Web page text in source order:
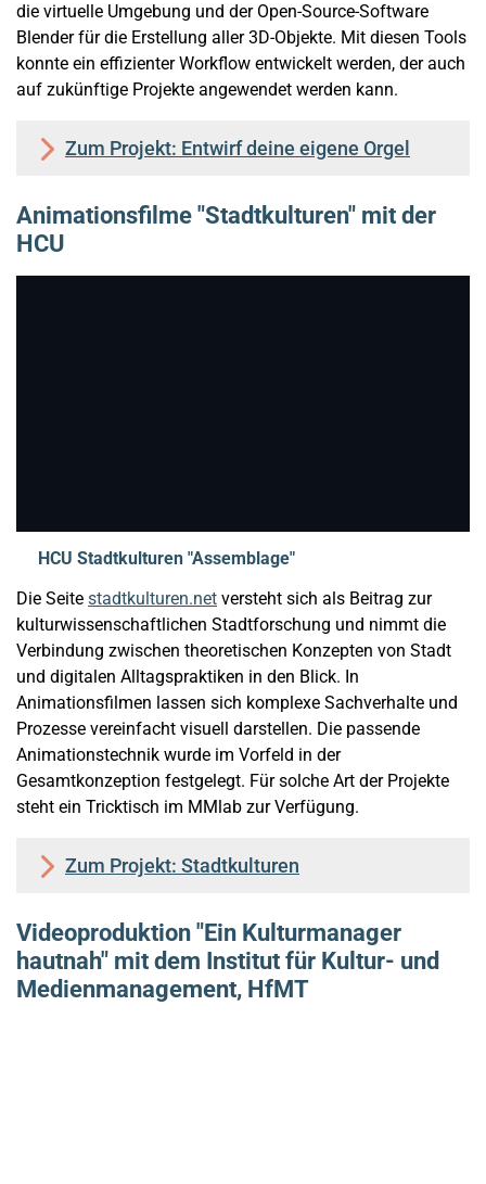
die virtuelle Umgebung und der Open-Source-Software
Blender für die Erstellung aller 3D-Objekte. Mit diesen Tools
konnte ein effizienter Workflow entwickelt werden, der auch
auf zukünftige Projekte angewendet werden kann.
Zum Projekt: Entwirf deine eigene Orgel
Animationsfilme "Stadtkulturen" mit der
HCU
HCU Stadtkulturen "Assemblage"
Die Seite stadtkulturen.net versteht sich als Beitrag zur
kulturwissenschaftlichen Stadtforschung und nimmt die
Verbindung zwischen theoretischen Konzepten von Stadt
und digitalen Alltagspraktiken in den Blick. In
Animationsfilmen lassen sich komplexe Sachverhalte und
Prozesse vereinfacht visuell darstellen. Die passende
Animationstechnik wurde im Vorfeld in der
Gesamtkonzeption festgelegt. Für solche Art der Projekte
steht ein Tricktisch im MMlab zur Verfügung.
Zum Projekt: Stadtkulturen
Videoproduktion "Ein Kulturmanager
hautnah" mit dem Institut für Kultur- und
Medienmanagement, HfMT